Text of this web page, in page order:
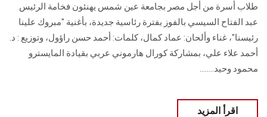
سجل الان
طلاب أسرة من أجل مصر بجامعة عين شمس يهنئون فخامة الرئيس
عبد الفتاح السيسي بالفوز بفترة رئاسية جديدة، بأغنية "مبروك علينا
رئيسنا"، غناء وألحان: عماد كمال، كلمات: أحمد حسن راؤول، وتوزيع : د.
أحمد علاء علي، بمشاركة كورال هارموني عربي بقيادة المايسترو
محمود وحيد........
اقرأ المزيد